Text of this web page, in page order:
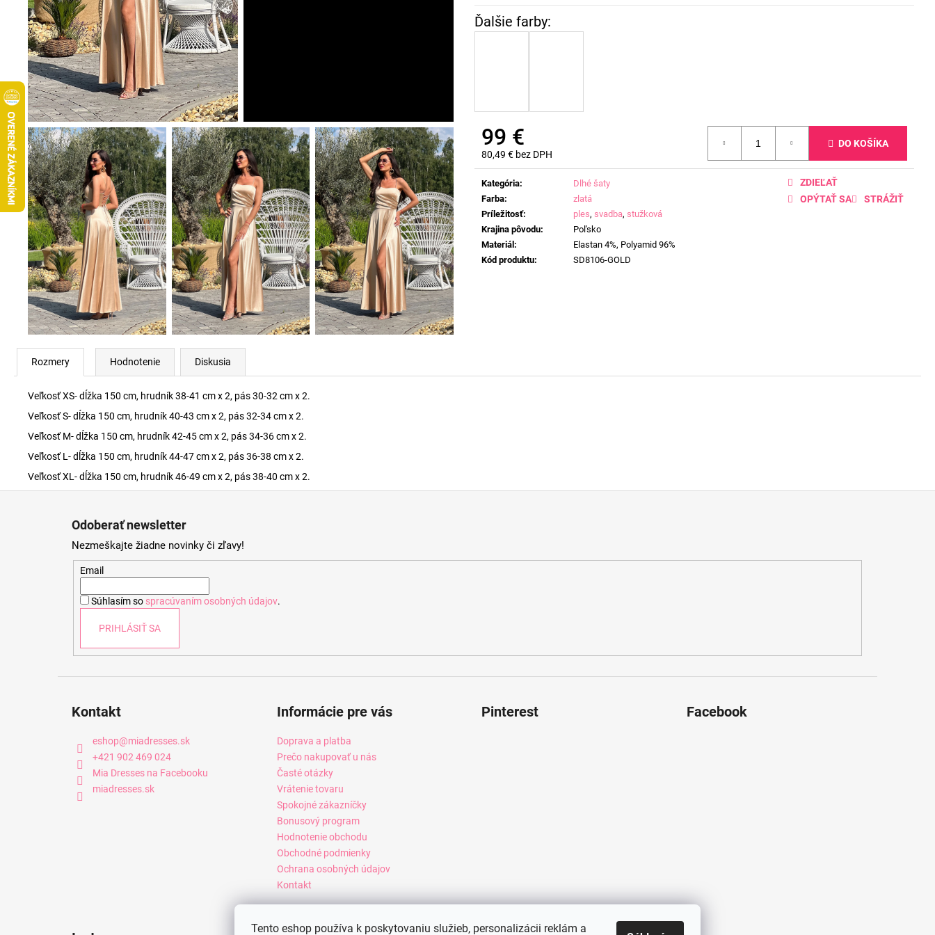
Tento eshop používa k poskytovaniu služieb, personalizácii reklám a
99 €
80,49 € bez DPH
Jednotková
cena:
DO KOŠÍKA
Kategória:
Dlhé šaty
Farba:
zlatá
Príležitosť: ples, svadba, stužková
Krajina pôvodu:
Poľsko
Materiál:
Elastan 4%, Polyamid 96%
Kód produktu: SD8106-GOLD
OPÝTAŤ SA STRÁŽIŤ
ZDIEĽAŤ
Rozmery Hodnotenie Diskusia
Veľkosť XS- dĺžka 150 cm, hrudník 38-41 cm x 2, pás 30-32 cm x 2.
Veľkosť S- dĺžka 150 cm, hrudník 40-43 cm x 2, pás 32-34 cm x 2.
Veľkosť M- dĺžka 150 cm, hrudník 42-45 cm x 2, pás 34-36 cm x 2.
Veľkosť L- dĺžka 150 cm, hrudník 44-47 cm x 2, pás 36-38 cm x 2.
Veľkosť XL- dĺžka 150 cm, hrudník 46-49 cm x 2, pás 38-40 cm x 2.
Odoberať newsletter
Nezmeškajte žiadne novinky či zľavy!
Email
Súhlasím so spracúvaním osobných údajov.
PRIHLÁSIŤ SA
Kontakt
eshop@miadresses.sk
+421 902 469 024
Mia Dresses na Facebooku
miadresses.sk
Informácie pre vás
Doprava a platba
Prečo nakupovať u nás
Časté otázky
Vrátenie tovaru
Spokojné zákazníčky
Bonusový program
Hodnotenie obchodu
Obchodné podmienky
Ochrana osobných údajov
Kontakt
Pinterest Facebook